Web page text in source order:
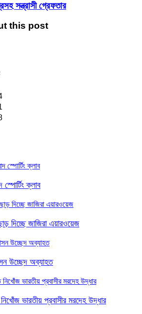
সন্ত্রাসী গ্রেফতার
this post
স্পোর্টিং ক্লাব
দিচ্ছে জাজিরা এয়ারওয়েজ
উচ্ছেদ অব্যাহত
ভারতীয় প্রবাসীর মরদেহ উদ্ধার